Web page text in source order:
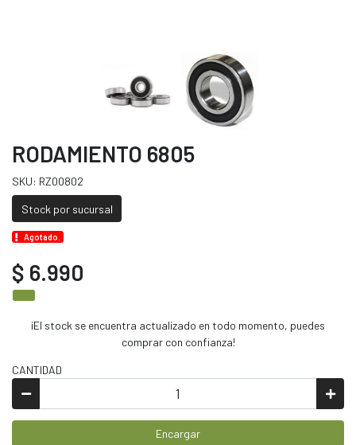
RODAMIENTO 6805
SKU: RZ00802
Stock por sucursal
Agotado.
$ 6.990
¡El stock se encuentra actualizado en todo momento, puedes
comprar con confianza!
CANTIDAD
Encargar